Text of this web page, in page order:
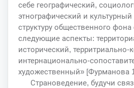
себе географический,
этнографический и
структуру общественного
следующие аспекты:
исторический, территриально-
интернационально-
художественный» [Фурманова
Страноведение, будучи